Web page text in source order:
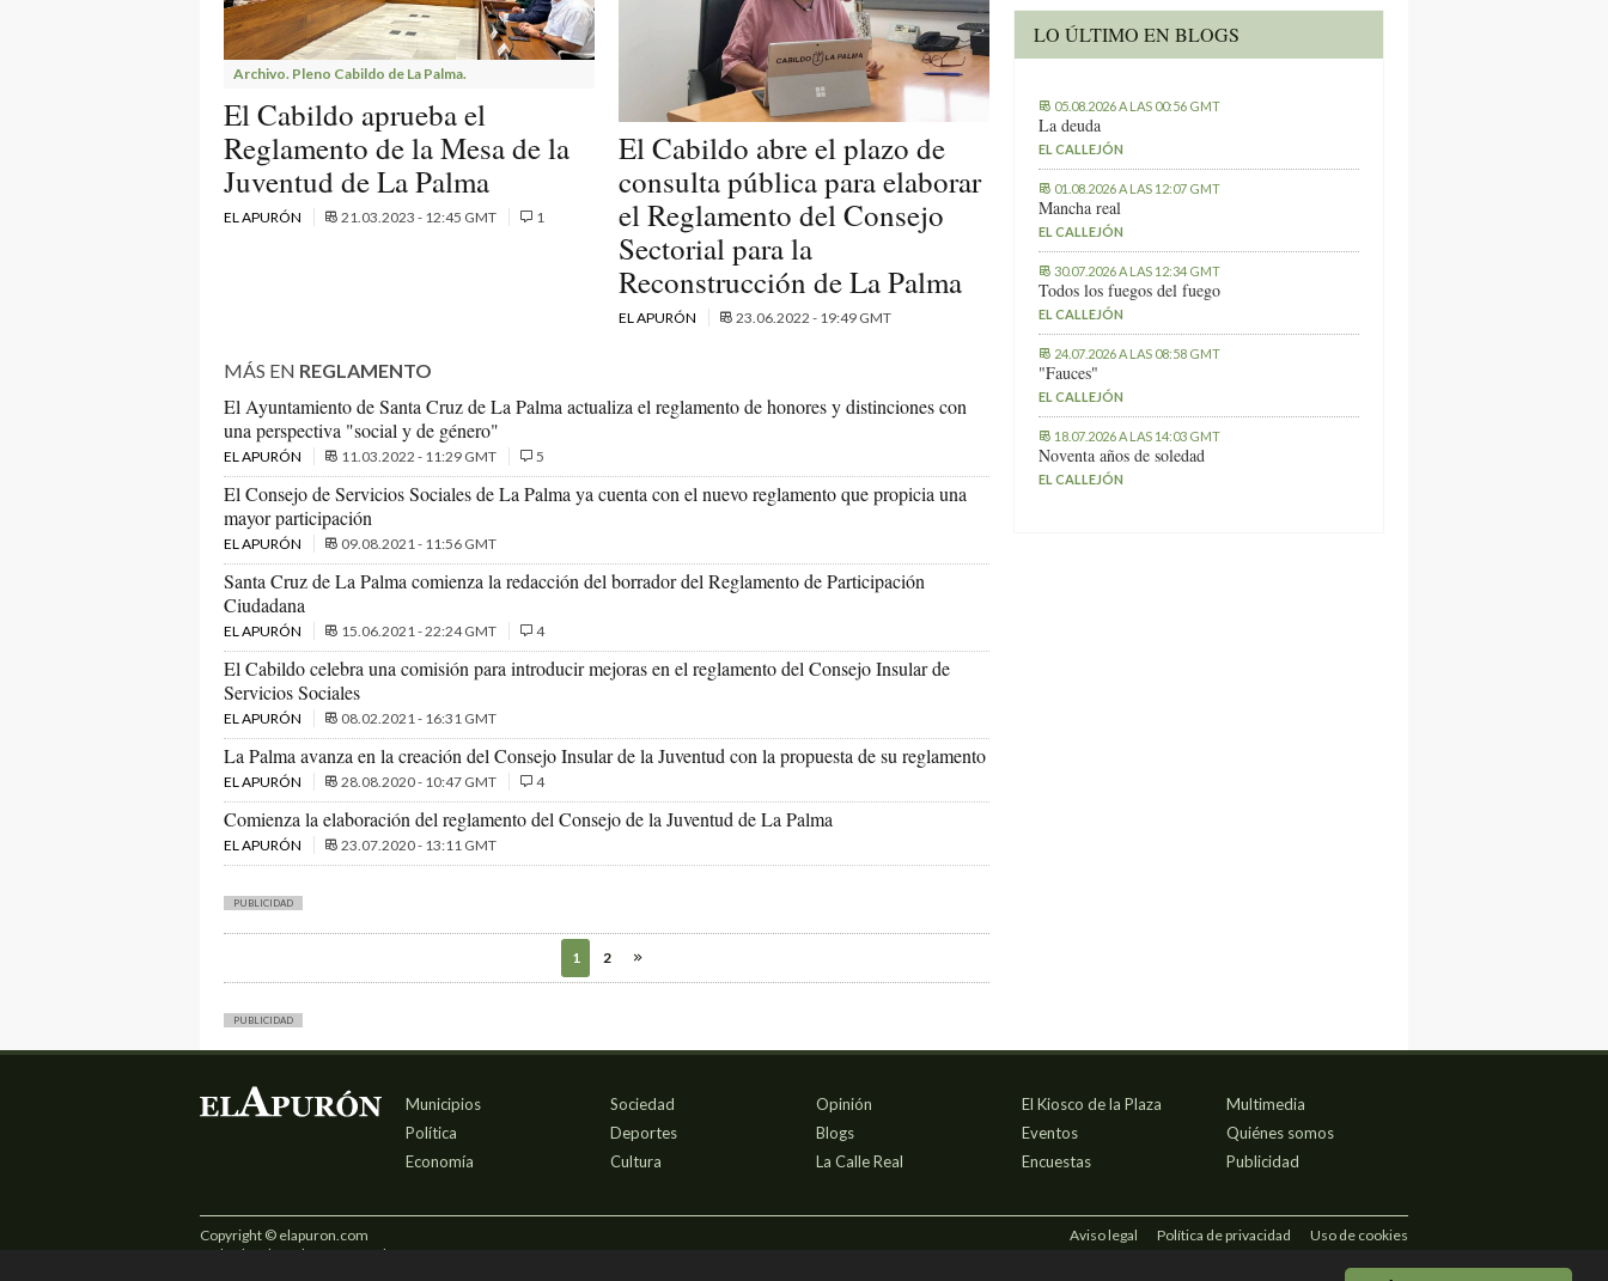
Archivo. Pleno Cabildo de La Palma.
El Cabildo aprueba el
Reglamento de la Mesa de la
Juventud de La Palma
EL APURÓN 21.03.2023 - 12:45 GMT 1
El Cabildo abre el plazo de
consulta pública para elaborar
el Reglamento del Consejo
Sectorial para la
Reconstrucción de La Palma
EL APURÓN 23.06.2022 - 19:49 GMT
MÁS EN REGLAMENTO
El Ayuntamiento de Santa Cruz de La Palma actualiza el reglamento de honores y distinciones con
una perspectiva "social y de género"
EL APURÓN 11.03.2022 - 11:29 GMT 5
El Consejo de Servicios Sociales de La Palma ya cuenta con el nuevo reglamento que propicia una
mayor participación
EL APURÓN 09.08.2021 - 11:56 GMT
Santa Cruz de La Palma comienza la redacción del borrador del Reglamento de Participación
Ciudadana
EL APURÓN 15.06.2021 - 22:24 GMT 4
El Cabildo celebra una comisión para introducir mejoras en el reglamento del Consejo Insular de
Servicios Sociales
EL APURÓN 08.02.2021 - 16:31 GMT
La Palma avanza en la creación del Consejo Insular de la Juventud con la propuesta de su reglamento
EL APURÓN 28.08.2020 - 10:47 GMT 4
Comienza la elaboración del reglamento del Consejo de la Juventud de La Palma
EL APURÓN 23.07.2020 - 13:11 GMT
PUBLICIDAD
1 2
LO ÚLTIMO EN BLOGS
05.08.2026 A LAS 00:56 GMT
La deuda
EL CALLEJÓN
01.08.2026 A LAS 12:07 GMT
Mancha real
EL CALLEJÓN
30.07.2026 A LAS 12:34 GMT
Todos los fuegos del fuego
EL CALLEJÓN
24.07.2026 A LAS 08:58 GMT
"Fauces"
EL CALLEJÓN
18.07.2026 A LAS 14:03 GMT
Noventa años de soledad
EL CALLEJÓN
PUBLICIDAD
Municipios
Política
Economía
Sociedad
Deportes
Cultura
Opinión
Blogs
La Calle Real
El Kiosco de la Plaza
Eventos
Encuestas
Multimedia
Quiénes somos
Publicidad
Copyright © elapuron.com
Todos los derechos reservados
Aviso legal Política de privacidad Uso de cookies